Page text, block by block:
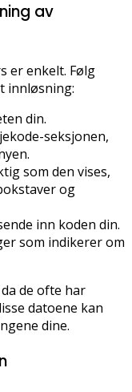
av
er enkelt. Følg
innløsning:
din.
seksjonen,
som den vises,
og
inn koden din.
som indikerer om
de ofte har
datoene kan
dine.